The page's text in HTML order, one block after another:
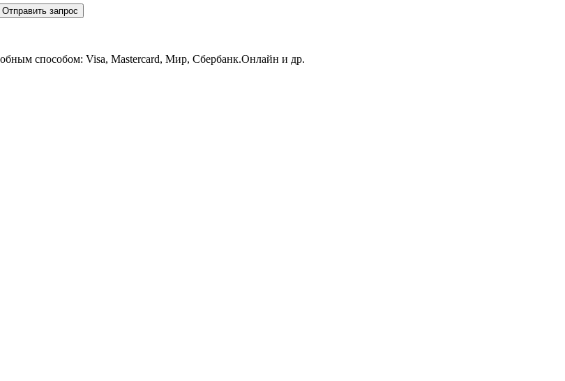
Отправить запрос
способом: Visa, Mastercard, Мир, Сбербанк.Онлайн и др.